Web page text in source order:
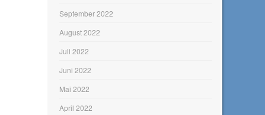
September 2022
August 2022
Juli 2022
Juni 2022
Mai 2022
April 2022